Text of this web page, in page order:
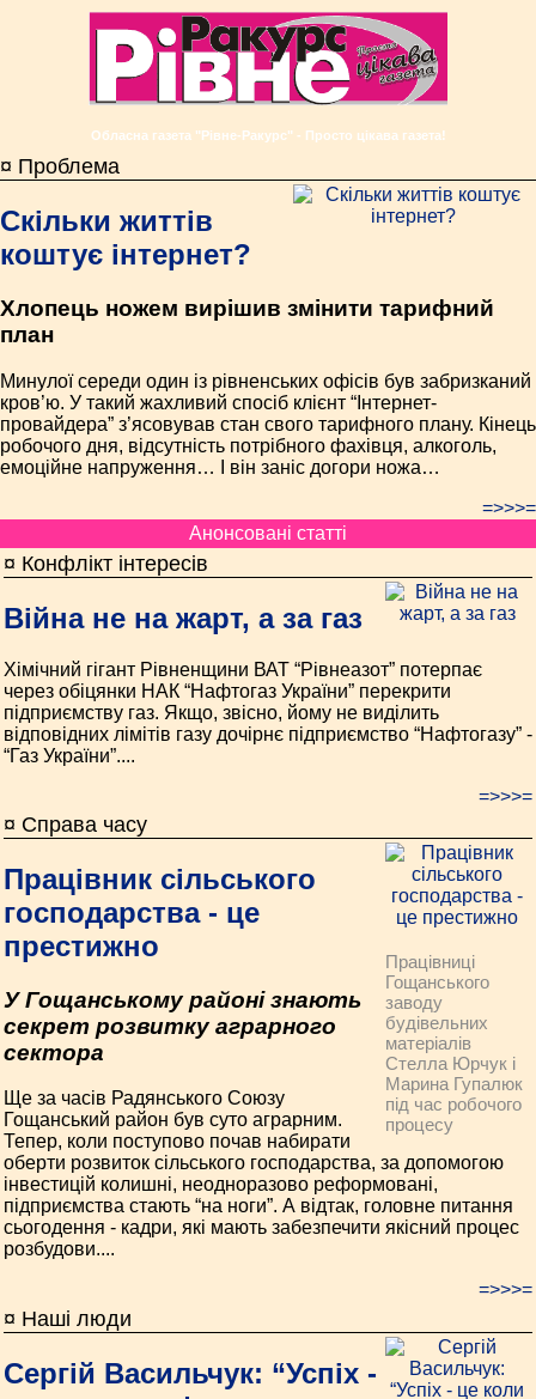
Обласна газета "Рівне-Ракурс" - Просто цікава газета!
¤ Проблема
Скільки життів
коштує інтернет?
Хлопець ножем вирішив змінити тарифний
план
Минулої середи один із рівненських офісів був забризканий
кров’ю. У такий жахливий спосіб клієнт “Інтернет-
провайдера” з’ясовував стан свого тарифного плану. Кінець
робочого дня, відсутність потрібного фахівця, алкоголь,
емоційне напруження… І він заніс догори ножа…
=>>>=
Анонсовані статті
¤ Конфлікт інтересів
Війна не на жарт, а за газ
Хімічний гігант Рівненщини ВАТ “Рівнеазот” потерпає
через обіцянки НАК “Нафтогаз України” перекрити
підприємству газ. Якщо, звісно, йому не виділить
відповідних лімітів газу дочірнє підприємство “Нафтогазу” -
“Газ України”....
=>>>=
¤ Справа часу
Працівниці
Гощанського
заводу
будівельних
матеріалів
Стелла Юрчук і
Марина Гупалюк
під час робочого
процесу
Працівник сільського
господарства - це
престижно
У Гощанському районі знають
секрет розвитку аграрного
сектора
Ще за часів Радянського Союзу
Гощанський район був суто аграрним.
Тепер, коли поступово почав набирати
оберти розвиток сільського господарства, за допомогою
інвестицій колишні, неодноразово реформовані,
підприємства стають “на ноги”. А відтак, головне питання
сьогодення - кадри, які мають забезпечити якісний процес
розбудови....
=>>>=
¤ Наші люди
Сергій Васильчук: “Успіх -